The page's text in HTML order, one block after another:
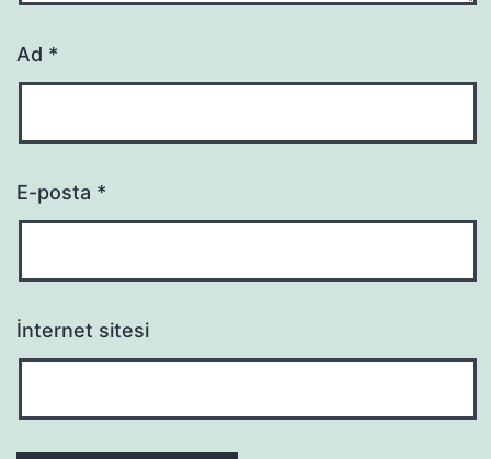
Ad *
E-posta *
İnternet sitesi